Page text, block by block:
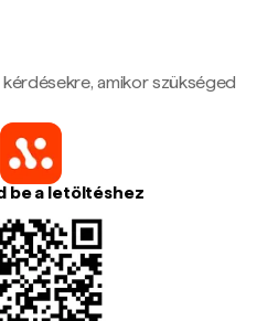
amikor szükséged
be a letöltéshez